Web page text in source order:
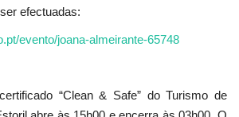
efectuadas:
evento/joana-almeirante-65748
“Clean & Safe” do Turismo de